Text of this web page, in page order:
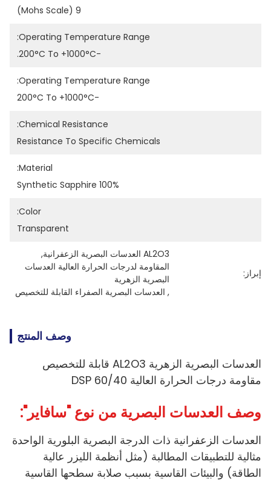
9 (Mohs Scale)
Operating Temperature Range:
-200°C To +1000°C.
Operating Temperature Range:
-200°C To +1000°C
Chemical Resistance:
Resistance To Specific Chemicals
Material:
100% Synthetic Sapphire
Color:
Transparent
إبراز:
AL2O3 العدسات البصرية الزعفرانية
,
البصرية الزهرية
, العدسات البصرية الصفراء القابلة للتخصيص
وصف المنتج
العدسات البصرية الزهرية AL2O3 قابلة للتخصيص
مقاومة درجات الحرارة العالية DSP 60/40
وصف العدسات البصرية من نوع "سافاير":
العدسات الزعفرانية ذات الدرجة البصرية البلورية الواحدة
مثالية للتطبيقات المطالبة (مثل أنظمة الليزر عالية
الطاقة) والبيئات القاسية بسبب صلابة سطحها القاسية